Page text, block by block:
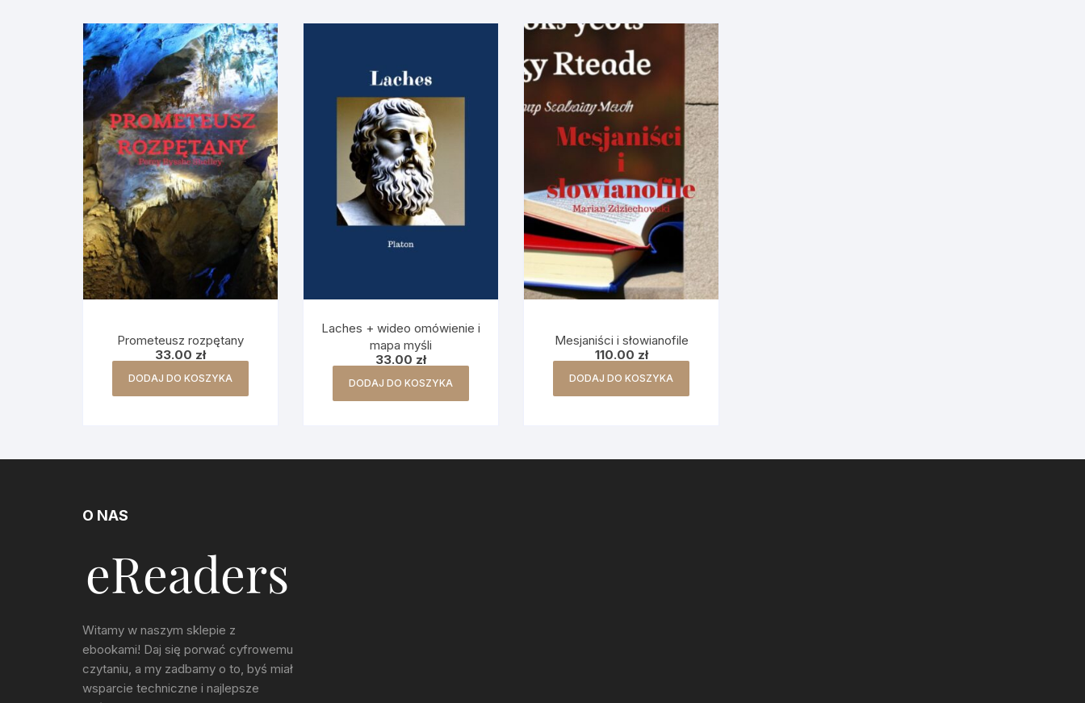
Prometeusz rozpętany
33.00 zł
DODAJ DO KOSZYKA
Laches + wideo omówienie i
mapa myśli
33.00 zł
DODAJ DO KOSZYKA
Mesjaniści i słowianofile
110.00 zł
DODAJ DO KOSZYKA
O NAS
Witamy w naszym sklepie z
ebookami! Daj się porwać cyfrowemu
czytaniu, a my zadbamy o to, byś miał
wsparcie techniczne i najlepsze